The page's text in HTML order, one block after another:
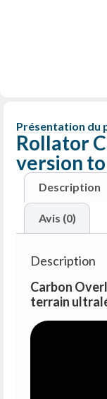
Présentation du
Rollator
version
Description
Avis (0)
Description
Carbon
terrain